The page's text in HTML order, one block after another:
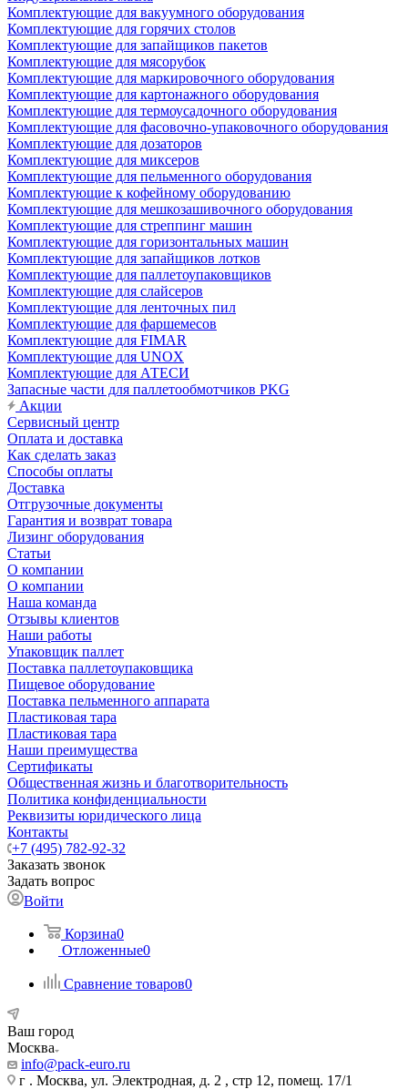
Комплектующие для вакуумного оборудования
Комплектующие для горячих столов
Комплектующие для запайщиков пакетов
Комплектующие для мясорубок
Комплектующие для маркировочного оборудования
Комплектующие для картонажного оборудования
Комплектующие для термоусадочного оборудования
Комплектующие для фасовочно-упаковочного оборудования
Комплектующие для дозаторов
Комплектующие для миксеров
Комплектующие для пельменного оборудования
Комплектующие к кофейному оборудованию
Комплектующие для мешкозашивочного оборудования
Комплектующие для стреппинг машин
Комплектующие для горизонтальных машин
Комплектующие для запайщиков лотков
Комплектующие для паллетоупаковщиков
Комплектующие для слайсеров
Комплектующие для ленточных пил
Комплектующие для фаршемесов
Комплектующие для FIMAR
Комплектующие для UNOX
Комплектующие для АТЕСИ
Запасные части для паллетообмотчиков PKG
Акции
Сервисный центр
Оплата и доставка
Как сделать заказ
Способы оплаты
Доставка
Отгрузочные документы
Гарантия и возврат товара
Лизинг оборудования
Статьи
О компании
О компании
Наша команда
Отзывы клиентов
Наши работы
Упаковщик паллет
Поставка паллетоупаковщика
Пищевое оборудование
Поставка пельменного аппарата
Пластиковая тара
Пластиковая тара
Наши преимущества
Сертификаты
Общественная жизнь и благотворительность
Политика конфиденциальности
Реквизиты юридического лица
Контакты
+7 (495) 782-92-32
Заказать звонок
Задать вопрос
Войти
Корзина0
Отложенные0
Сравнение товаров0
Ваш город
Москва
info@pack-euro.ru
г . Москва, ул. Электродная, д. 2 , стр 12, помещ. 17/1